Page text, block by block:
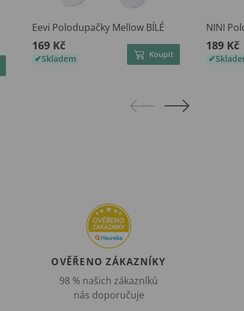
Eevi Polodupačky Mellow BÍLÉ
169 Kč
Skladem Koupit
NINI
189 Kč
OVĚŘENO ZÁKAZNÍKY
98 % našich zákazníků
nás doporučuje